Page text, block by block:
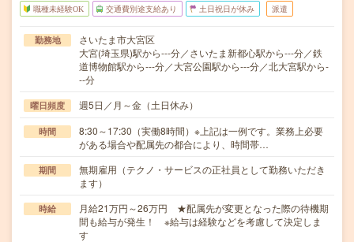
職種未経験OK 交通費別途支給あり 土日祝日が休み 派遣
勤務地
さいたま市大宮区
大宮(埼玉県)駅から---分／さいたま新都心駅から---分／鉄
道博物館駅から---分／大宮公園駅から---分／北大宮駅から-
--分
曜日頻度 週5日／月～金（土日休み）
時間
8:30～17:30（実働8時間）※上記は一例です。業務上必要
がある場合や配属先の都合により、時間帯…
期間
無期雇用（テクノ・サービスの正社員として勤務いただき
ます）
時給
月給21万円～26万円 ★配属先が変更となった際の待機期
間も給与が発生！ ※給与は経験などを考慮して決定しま
す